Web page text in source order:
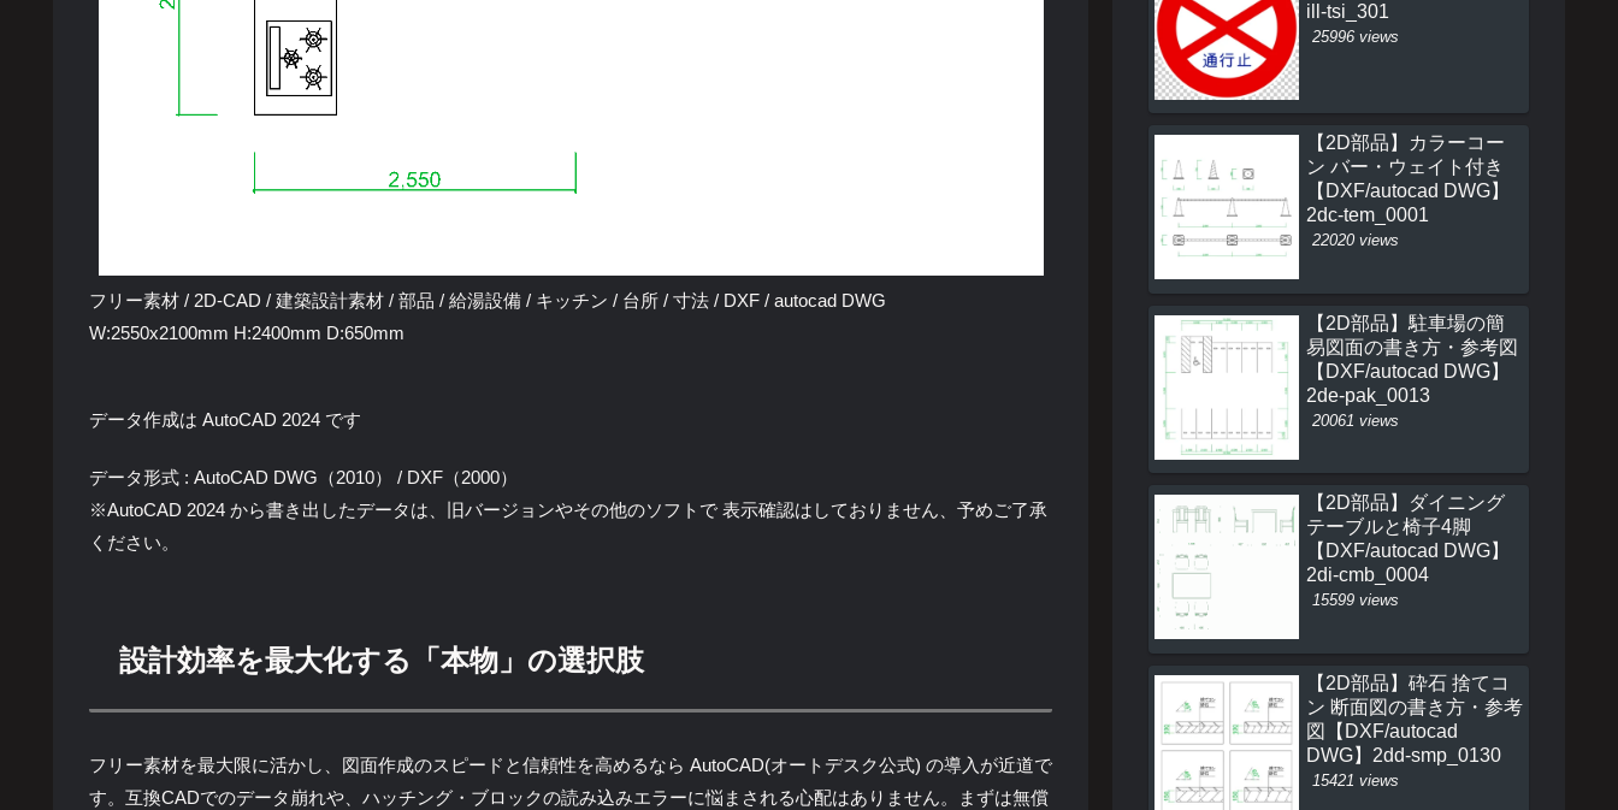
フリー素材 / 2D-CAD / 建築設計素材 / 部品 / 給湯設備 / キッチン / 台所 / 寸法 / DXF / autocad DWG
W:2550x2100mm H:2400mm D:650mm
データ作成は AutoCAD 2024 です
データ形式 : AutoCAD DWG（2010） / DXF（2000）
※AutoCAD 2024 から書き出したデータは、旧バージョンやその他のソフトで 表示確認はしておりません、予めご了承
ください。
設計効率を最大化する「本物」の選択肢
フリー素材を最大限に活かし、図面作成のスピードと信頼性を高めるなら AutoCAD(オートデスク公式) の導入が近道で
す。互換CADでのデータ崩れや、ハッチング・ブロックの読み込みエラーに悩まされる心配はありません。まずは無償
ill-tsi_301
25996 views
【2D部品】カラーコー
ン バー・ウェイト付き
【DXF/autocad DWG】
2dc-tem_0001
22020 views
【2D部品】駐車場の簡
易図面の書き方・参考図
【DXF/autocad DWG】
2de-pak_0013
20061 views
【2D部品】ダイニング
テーブルと椅子4脚
【DXF/autocad DWG】
2di-cmb_0004
15599 views
【2D部品】砕石 捨てコ
ン 断面図の書き方・参考
図【DXF/autocad
DWG】2dd-smp_0130
15421 views